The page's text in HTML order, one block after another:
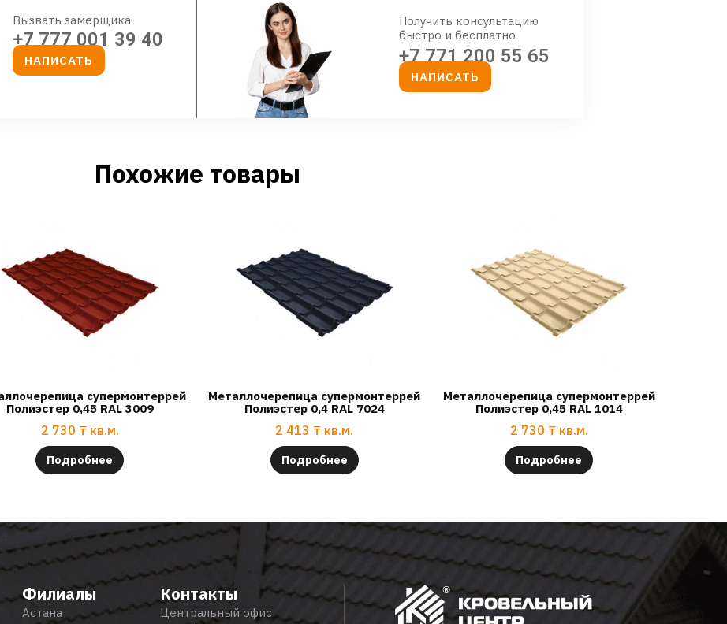
Вызвать замерщика
+7 777 001 39 40
НАПИСАТЬ
Получить консультацию
быстро и бесплатно
+7 771 200 55 65
НАПИСАТЬ
Похожие товары
супермонтеррей
Полиэстер 0,45 RAL 3009
2 730 ₸ кв.м.
Подробнее
Металлочерепица супермонтеррей
Полиэстер 0,4 RAL 7024
2 413 ₸ кв.м.
Подробнее
Металлочерепица супермонтеррей
Полиэстер 0,45 RAL 1014
2 730 ₸ кв.м.
Подробнее
Филиалы
Астана
Контакты
Центральный офис